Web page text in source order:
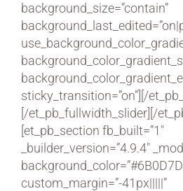
background_size=”contain”
sticky_transition=”on”][/
[/et_pb_fullwidth_slider][/
[et_pb_section fb_built=”1″
_builder_version=”4.9.4″
custom_margin=”-41px|||||”